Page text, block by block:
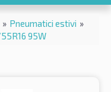
» Pneumatici estivi »
95W